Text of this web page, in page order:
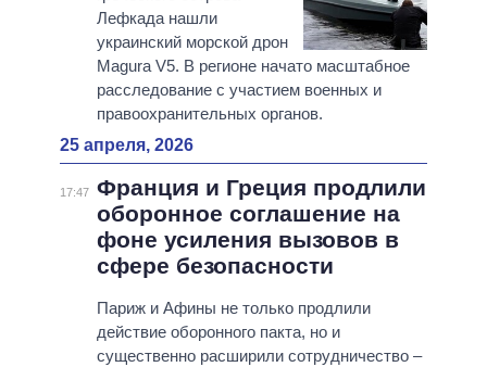
Лефкада нашли
украинский морской дрон
Magura V5. В регионе начато масштабное
расследование с участием военных и
правоохранительных органов.
25 апреля, 2026
17:47 Франция и Греция продлили
оборонное соглашение на
фоне усиления вызовов в
сфере безопасности
Париж и Афины не только продлили
действие оборонного пакта, но и
существенно расширили сотрудничество –